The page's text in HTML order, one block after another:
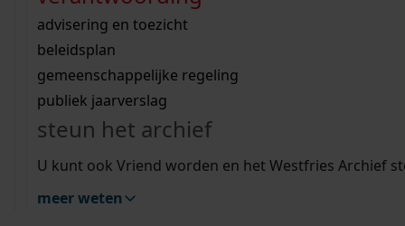
bouwvergunningen
omgevingsvergunningen
vergunningen
beeld en geluid
uitleg nodig?
Wij helpen u op weg met een aantal zoektips.
bekijk alle zoektips
Wij helpen u op weg met een aantal zoektips.
bekijk alle zoektips
bekijk ons geschiedenislokaal
advisering en toezicht
beleidsplan
gemeenschappelijke regeling
publiek jaarverslag
steun het archief
U kunt ook Vriend worden en het Westfries Archief
meer weten
zoektips
Mijn Studiezaal (inloggen)
uw zoekopdracht te